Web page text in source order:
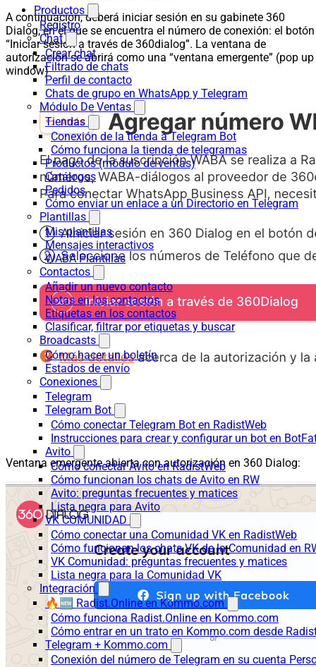
Productos
Registro
Chat
Crear chat
Filtrado de chats
Perfil de contacto
Chats de grupo en WhatsApp y Telegram
Módulo De Ventas
Tiendas
Conexión de la tienda a Telegram Bot
Cómo funciona la tienda de telegramas
Productos (módulo de ventas)
Catálogos
Pedidos
Cómo enviar un enlace a un Directorio en Telegram
Plantillas
Mis plantillas
Mensajes interactivos
WABA Plantillas
Contactos
Añadir un nuevo contacto
Notas en los contactos
Etiquetas en los contactos
Clasificar, filtrar por etiquetas y buscar
Broadcasts
Cómo hacer un boletín
Estados de envío
Conexiones
Telegram
Telegram Bot
Cómo conectar Telegram Bot en RadistWeb
Instrucciones para crear y configurar un bot en
Avito
Cómo conectar Avito en RadistWeb
Cómo funcionan los chats de Avito en RW
Avito: preguntas frecuentes y matices
Lista negra para Avito
VK COMUNIDAD
Cómo conectar una Comunidad VK en RadistWeb
Cómo funcionan los chats VK de la Comunidad en
VK Comunidad: preguntas frecuentes y matices
Lista negra para la Comunidad VK
Integración
🔥🆕 Radist.Online en Kommo.com
Cómo funciona Radist.Online en Kommo.com
Cómo entrar en un trato en Kommo.com desde
Telegram + Kommo.com
Conexión del número de Telegram en su cuenta
A continuación, deberá iniciar sesión en su gabinete 360
Dialog, en el que se encuentra el número de conexión: el botón
“Iniciar sesión a través de 360dialog”. La ventana de
autorización se abrirá como una “ventana emergente” (pop up
window)
Ventana emergente abierta con autorización en 360 Dialog: